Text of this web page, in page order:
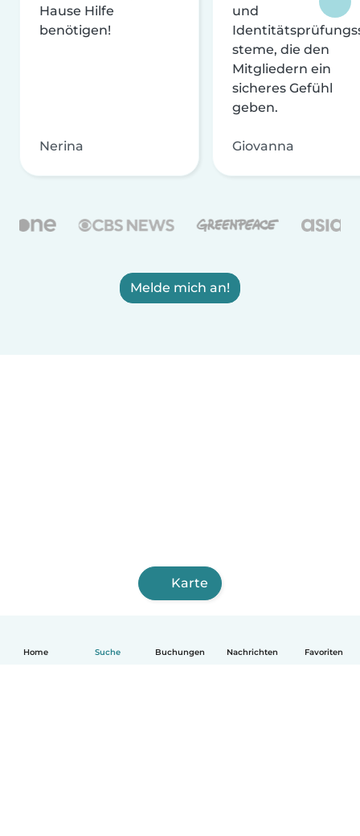
Home Suche Buchungen Nachrichten Favoriten
Hause Hilfe
benötigen!
Nerina
und
steme, die den
Mitgliedern ein
sicheres Gefühl
geben.
Giovanna
Melde mich an!
Karte